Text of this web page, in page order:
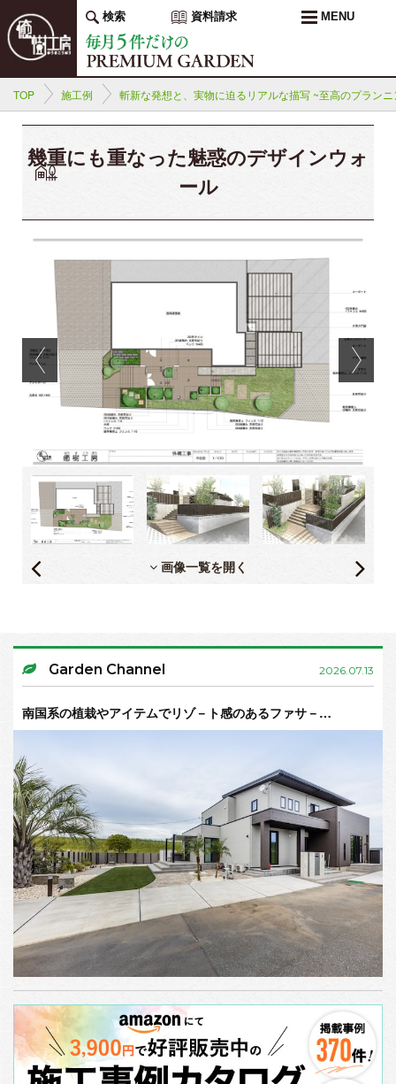
検索 資料請求 MENU
TOP 施工例 斬新な発想と、実物に迫るリアルな描写 ~至高のプラン
幾重にも重なった魅惑のデザインウォ
ール
画像一覧を開く
Garden Channel 2026.07.13
南国系の植栽やアイテムでリゾ－ト感のあるファサ－…